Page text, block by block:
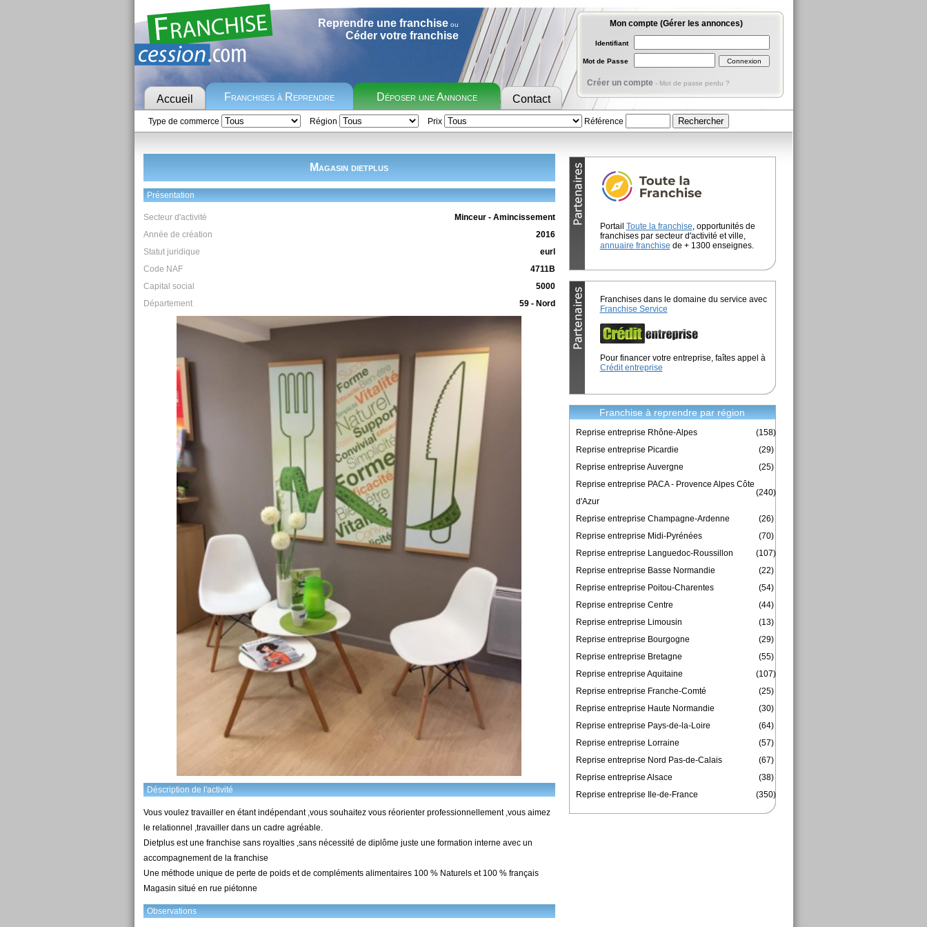
Reprendre une franchiseou
Céder votre franchise
Accueil Franchises à Reprendre Déposer une Annonce Contact
Mon compte (Gérer les annonces)
Identifiant
Mot de Passe
Créer un compte - Mot de passe perdu ?
Type de commerce Région Prix Référence
Magasin dietplus
Présentation
Secteur d'activité
Minceur - Amincissement
Année de création
2016
Statut juridique
eurl
Code NAF
4711B
Capital social
5000
Département
59 - Nord
Déscription de l'activité
Vous voulez travailler en étant indépendant ,vous souhaitez vous réorienter professionnellement ,vous aimez
le relationnel ,travailler dans un cadre agréable.
Dietplus est une franchise sans royalties ,sans nécessité de diplôme juste une formation interne avec un
accompagnement de la franchise
Une méthode unique de perte de poids et de compléments alimentaires 100 % Naturels et 100 % français
Magasin situé en rue piétonne
Observations
Portail Toute la franchise, opportunités de
franchises par secteur d'activité et ville,
annuaire franchise de + 1300 enseignes.
Franchises dans le domaine du service avec
Franchise Service
Pour financer votre entreprise, faîtes appel à
Crédit entreprise
Franchise à reprendre par région
Reprise entreprise Rhône-Alpes
(158)
Reprise entreprise Picardie
(29)
Reprise entreprise Auvergne
(25)
Reprise entreprise PACA - Provence Alpes Côte
d'Azur
(240)
Reprise entreprise Champagne-Ardenne
(26)
Reprise entreprise Midi-Pyrénées
(70)
Reprise entreprise Languedoc-Roussillon
(107)
Reprise entreprise Basse Normandie
(22)
Reprise entreprise Poitou-Charentes
(54)
Reprise entreprise Centre
(44)
Reprise entreprise Limousin
(13)
Reprise entreprise Bourgogne
(29)
Reprise entreprise Bretagne
(55)
Reprise entreprise Aquitaine
(107)
Reprise entreprise Franche-Comté
(25)
Reprise entreprise Haute Normandie
(30)
Reprise entreprise Pays-de-la-Loire
(64)
Reprise entreprise Lorraine
(57)
Reprise entreprise Nord Pas-de-Calais
(67)
Reprise entreprise Alsace
(38)
Reprise entreprise Ile-de-France
(350)